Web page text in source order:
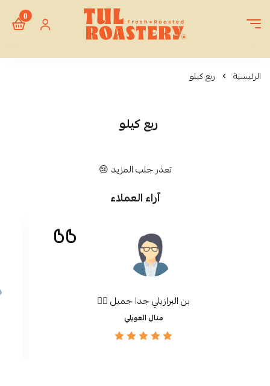
Tul Roastery
0
الرئيسية ربع كيلو
ربع كيلو
تعذر جلب المزيد 😢
آراء العملاء
بن البرازيلي جدا جميل 👌🏽
منال العويلي